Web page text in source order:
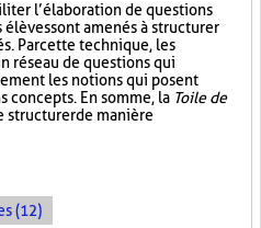
l’élaboration de questions
sont amenés à structurer
Par cette technique, les
réseau de questions qui
les notions qui posent
concepts. En somme, la Toile de
structurer de manière
(12)